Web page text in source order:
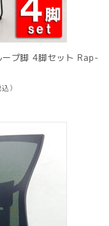
プ脚 4脚セット Rap-
）